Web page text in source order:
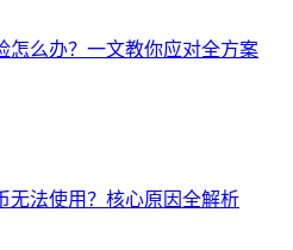
怎么办？一文教你应对全方案
无法使用？核心原因全解析